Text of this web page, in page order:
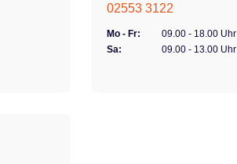
02553 3122
Mo - Fr:
09.00 - 18.00 Uhr
Sa:
09.00 - 13.00 Uhr